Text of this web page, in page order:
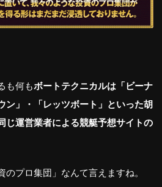
も何もボートテクニカルは「ビーナ
ン」・「レッツボート」といった胡
じ運営業者による競艇予想サイトの
のプロ集団」なんて言えますね。